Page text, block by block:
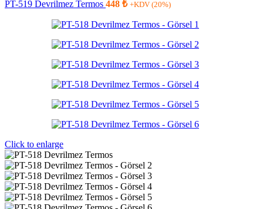
PT-519 Devrilmez Termos 448 ₺ +KDV (20%)
Click to enlarge